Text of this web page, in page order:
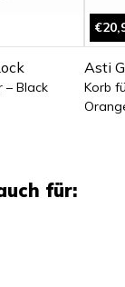
– Black
Asti
Korb
für: